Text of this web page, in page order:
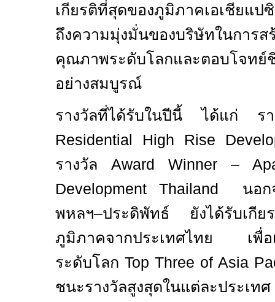
เกียรติที่สุดของภูมิภาคเอเชียแ
ถึงความมุ่งมั่นของบริษัทในการส
คุณภาพระดับโลกและตอบโจทย์
อย่างสมบูรณ์
รางวัลที่ได้รับในปีนี้ ได้แ
Residential High Rise
รางวัล Award Winner –
Development Thailand
นอก
พหลฯ–ประดิพัทธ์ ยังได้รับเกีย
ภูมิภาคจากประเทศไทย เพื่อเ
ระดับโลก Top Three of Asia
ชนะรางวัลสูงสุดในแต่ละประเ